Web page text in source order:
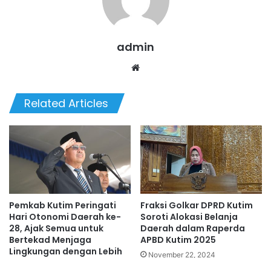
admin
Related Articles
Pemkab Kutim Peringati
Hari Otonomi Daerah ke-
28, Ajak Semua untuk
Bertekad Menjaga
Lingkungan dengan Lebih
Fraksi Golkar DPRD Kutim
Soroti Alokasi Belanja
Daerah dalam Raperda
APBD Kutim 2025
November 22, 2024